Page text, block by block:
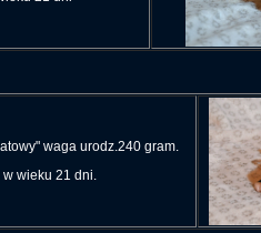
waga urodz.240 gram.
w wieku 21 dni.